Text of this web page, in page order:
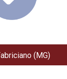
(MG)